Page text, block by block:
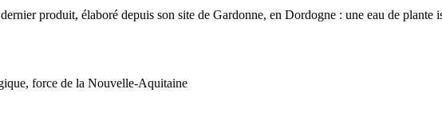
produit, élaboré depuis son site de Gardonne, en Dordogne : une eau de plante